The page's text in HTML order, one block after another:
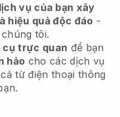
vụ của bạn xây
hiệu quả độc đáo -
tôi.
cụ trực quan để bạn
hảo cho các dịch vụ
từ điện thoại thông